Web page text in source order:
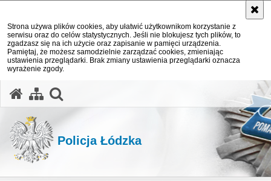
Strona używa plików cookies, aby ułatwić użytkownikom korzystanie z
serwisu oraz do celów statystycznych. Jeśli nie blokujesz tych plików, to
zgadzasz się na ich użycie oraz zapisanie w pamięci urządzenia.
Pamiętaj, że możesz samodzielnie zarządzać cookies, zmieniając
ustawienia przeglądarki. Brak zmiany ustawienia przeglądarki oznacza
wyrażenie zgody.
Policja Łódzka